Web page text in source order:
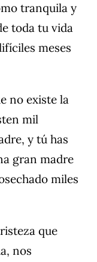
tranquila y
toda tu vida
meses
no existe la
mil
y tú has
gran madre
miles
que
nos